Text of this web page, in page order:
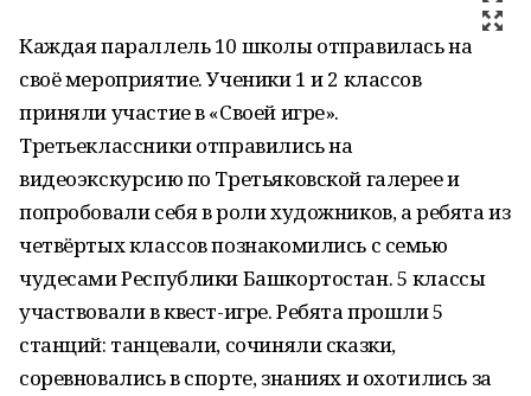
Каждая параллель 10 школы отправилась на
своё мероприятие. Ученики 1 и 2 классов
приняли участие в «Своей игре».
Третьеклассники отправились на
видеоэкскурсию по Третьяковской галерее и
попробовали себя в роли художников, а ребята из
четвёртых классов познакомились с семью
чудесами Республики Башкортостан. 5 классы
участвовали в квест-игре. Ребята прошли 5
станций: танцевали, сочиняли сказки,
соревновались в спорте, знаниях и охотились за